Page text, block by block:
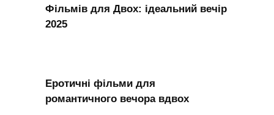
Фільмів для Двох: ідеальний вечір
2025
Еротичні фільми для
романтичного вечора вдвох